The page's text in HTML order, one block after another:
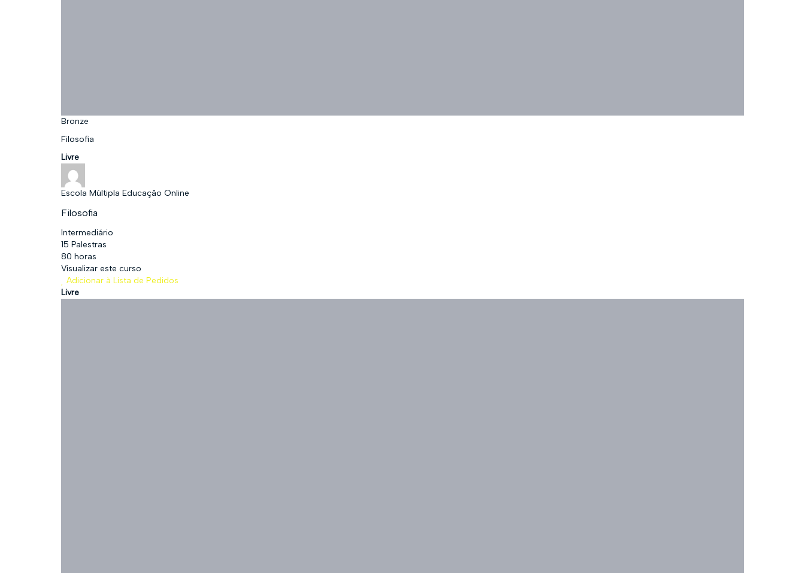
Bronze
Filosofia
Livre
Escola Múltipla Educação Online
Filosofia
Intermediário
15 Palestras
80 horas
Visualizar este curso
Adicionar à Lista de Pedidos
Livre